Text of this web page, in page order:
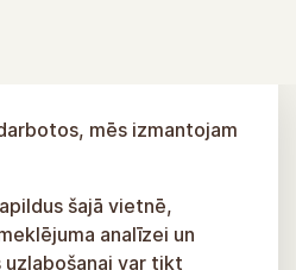
mēs izmantojam
šajā vietnē,
analīzei un
var tikt